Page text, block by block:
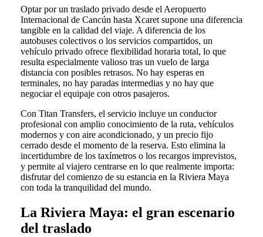
Optar por un traslado privado desde el Aeropuerto
Internacional de Cancún hasta Xcaret supone una diferencia
tangible en la calidad del viaje. A diferencia de los
autobuses colectivos o los servicios compartidos, un
vehículo privado ofrece flexibilidad horaria total, lo que
resulta especialmente valioso tras un vuelo de larga
distancia con posibles retrasos. No hay esperas en
terminales, no hay paradas intermedias y no hay que
negociar el equipaje con otros pasajeros.
Con Titan Transfers, el servicio incluye un conductor
profesional con amplio conocimiento de la ruta, vehículos
modernos y con aire acondicionado, y un precio fijo
cerrado desde el momento de la reserva. Esto elimina la
incertidumbre de los taxímetros o los recargos imprevistos,
y permite al viajero centrarse en lo que realmente importa:
disfrutar del comienzo de su estancia en la Riviera Maya
con toda la tranquilidad del mundo.
La Riviera Maya: el gran escenario
del traslado